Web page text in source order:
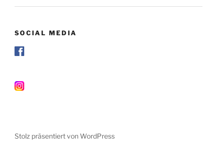
SOCIAL MEDIA
Stolz präsentiert von WordPress